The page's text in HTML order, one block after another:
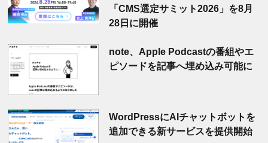
「CMS選定サミット2026」を8月
28日に開催
note、Apple Podcastの番組やエ
ピソードを記事へ埋め込み可能に
WordPressにAIチャットボットを
追加できる新サービスを提供開始